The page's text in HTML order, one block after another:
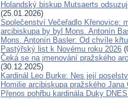
Holandský biskup Mutsaerts
(25.01.2026)
Společenství Večeřadlo Křenovice:
arcibiskupa by byl Mons. Antonín
Mons. Antonín Basler: Od chvíle
Pastýřský list k Novému roku 2026
Čeká se na jmenování pražského
(30.12.2025)
Kardinál Leo Burke: Nes její
Homilie arcibiskupa pražského
Přenos pohřbu kardinála Duky